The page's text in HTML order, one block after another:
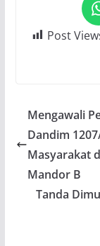
Post
Mengawali
Dandim
Masyarakat
Mandor B
Tanda